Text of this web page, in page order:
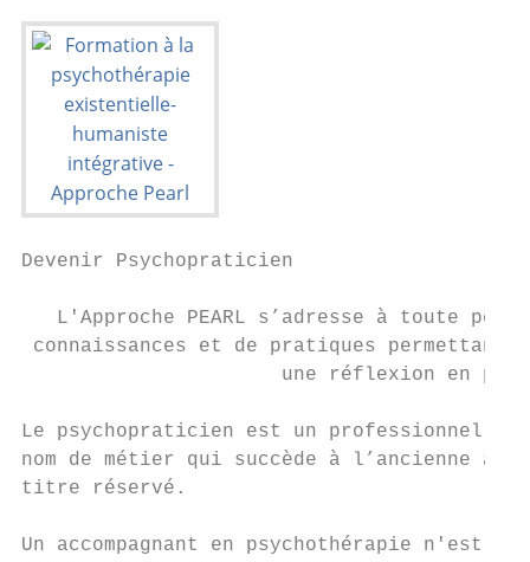
Devenir Psychopraticien
L'Approche PEARL s’adresse à toute
connaissances et de pratiques permettant
une réflexion en
Le psychopraticien est un professionnel
nom de métier qui succède à l’ancienne
titre réservé.
Un accompagnant en psychothérapie n'est